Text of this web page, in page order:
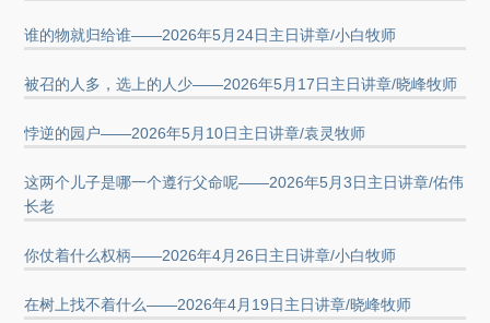
谁的物就归给谁——2026年5月24日主日讲章/小白牧师
被召的人多，选上的人少——2026年5月17日主日讲章/晓峰牧师
悖逆的园户——2026年5月10日主日讲章/袁灵牧师
这两个儿子是哪一个遵行父命呢——2026年5月3日主日讲章/佑伟
长老
你仗着什么权柄——2026年4月26日主日讲章/小白牧师
在树上找不着什么——2026年4月19日主日讲章/晓峰牧师